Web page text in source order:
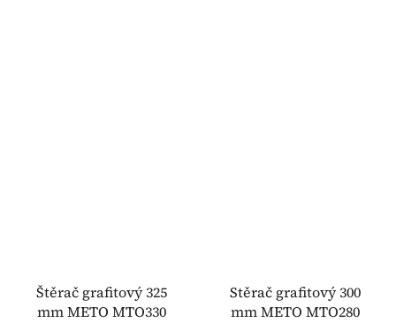
Štěrač grafitový 325
mm METO MTO330
Stěrač grafitový 300
mm METO MTO280